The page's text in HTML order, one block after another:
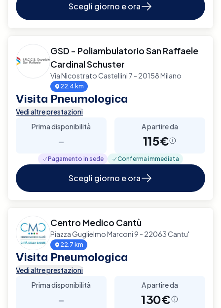
Scegli giorno e ora
GSD - Poliambulatorio San Raffaele
Cardinal Schuster
Via Nicostrato Castellini 7 - 20158 Milano
22.4 km
Visita Pneumologica
Vedi altre prestazioni
Prima disponibilità
-
A partire da
115€
Pagamento in sede Conferma immediata
Scegli giorno e ora
Centro Medico Cantù
Piazza Guglielmo Marconi 9 - 22063 Cantu'
22.7 km
Visita Pneumologica
Vedi altre prestazioni
Prima disponibilità
-
A partire da
130€